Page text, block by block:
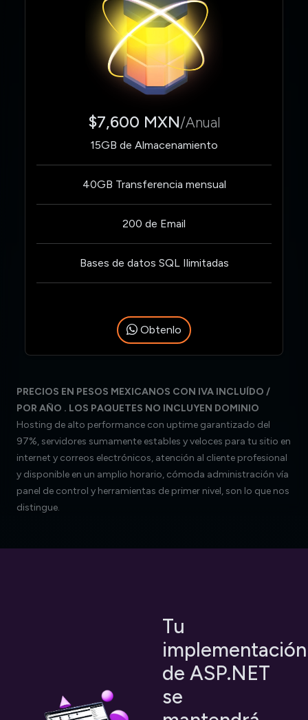
$7,600 MXN/Anual
15GB de Almacenamiento
40GB Transferencia mensual
200 de Email
Bases de datos SQL Ilimitadas
Obtenlo
PRECIOS EN PESOS MEXICANOS CON IVA INCLUÍDO /
POR AÑO . LOS PAQUETES NO INCLUYEN DOMINIO
Hosting de alto performance con uptime garantizado del
97%, servidores sumamente estables y veloces para tu sitio en
internet y correos electrónicos, atención al cliente profesional
y disponible en un amplio horario, cómoda administración vía
panel de control y herramientas de primer nivel, son lo que nos
distingue.
Tu
implementación
de ASP.NET
se